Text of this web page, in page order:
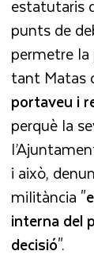
estatutaris
punts de
permetre
tant Matas
portaveu i
perquè la
i això,
militància "
interna del
decisió".